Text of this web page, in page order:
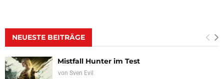
NEUESTE BEITRÄGE
Mistfall Hunter im Test
von Sven Evil